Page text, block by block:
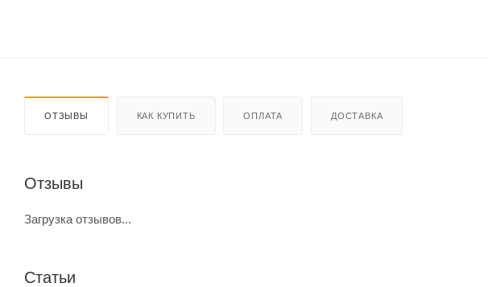
ОТЗЫВЫ КАК КУПИТЬ ОПЛАТА ДОСТАВКА
Отзывы
Загрузка отзывов...
Статьи